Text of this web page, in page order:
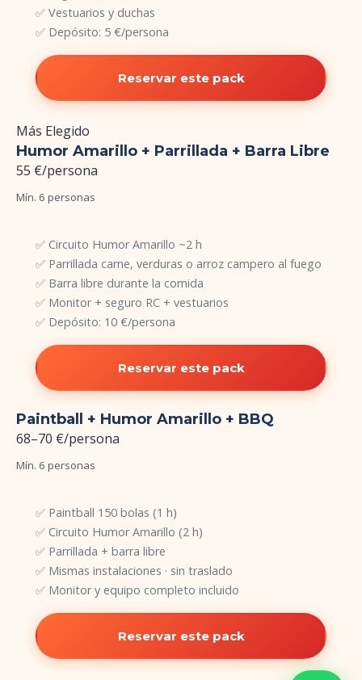
✅ Vestuarios y duchas
✅ Depósito: 5 €/persona
Reservar este pack
Más Elegido
Humor Amarillo + Parrillada + Barra Libre
55 €/persona
Mín. 6 personas
✅ Circuito Humor Amarillo ~2 h
✅ Parrillada carne, verduras o arroz campero al fuego
✅ Barra libre durante la comida
✅ Monitor + seguro RC + vestuarios
✅ Depósito: 10 €/persona
Reservar este pack
Paintball + Humor Amarillo + BBQ
68–70 €/persona
Mín. 6 personas
✅ Paintball 150 bolas (1 h)
✅ Circuito Humor Amarillo (2 h)
✅ Parrillada + barra libre
✅ Mismas instalaciones · sin traslado
✅ Monitor y equipo completo incluido
Reservar este pack